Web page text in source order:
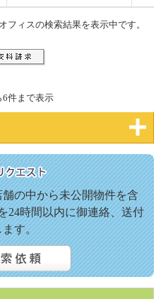
の中から未公開物件を含
24時間以内に御連絡、送付
す。
フィスの検索結果を表示中です。
6件まで表示